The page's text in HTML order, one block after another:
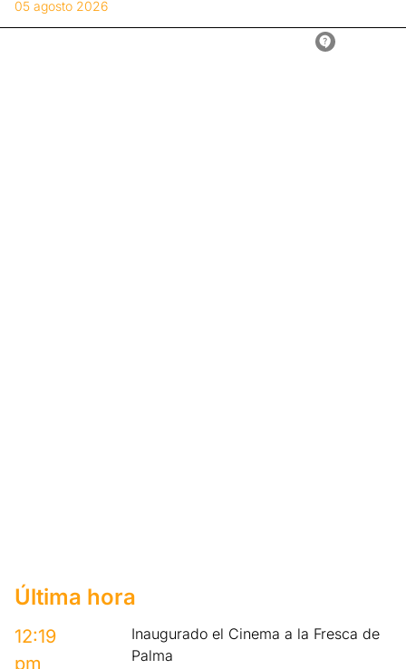
05 agosto 2026
Última hora
12:19
pm
Inaugurado el Cinema a la Fresca de
Palma